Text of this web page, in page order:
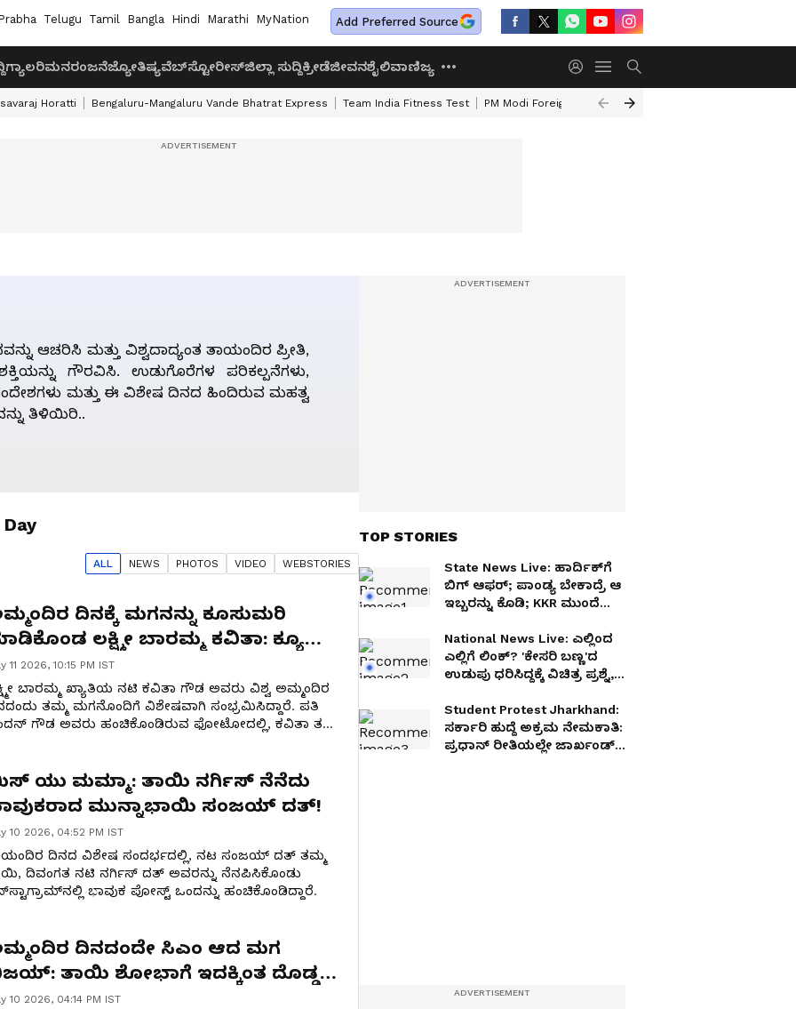
Telugu Tamil Bangla Hindi Marathi MyNation Add Preferred Source
ಗ್ಯಾಲರಿಮನರಂಜನೆಜ್ಯೋತಿಷ್ಯವೆಬ್‌ಸ್ಟೋರೀಸ್ಜಿಲ್ಲಾ ಸುದ್ದಿಕ್ರೀಡೆಜೀವನಶೈಲಿವಾಣಿಜ್ಯ
Horatti Bengaluru-Mangaluru Vande Bhatrat Express Team India Fitness Test PM Modi Foreign Travel Expenditure
ಆಚರಿಸಿ ಮತ್ತು ವಿಶ್ವದಾದ್ಯಂತ ತಾಯಂದಿರ ಪ್ರೀತಿ,
ಗೌರವಿಸಿ. ಉಡುಗೊರೆಗಳ ಪರಿಕಲ್ಪನೆಗಳು,
ಮತ್ತು ಈ ವಿಶೇಷ ದಿನದ ಹಿಂದಿರುವ ಮಹತ್ವ
ತಿಳಿಯಿರಿ..
ALL NEWS PHOTOS VIDEO WEBSTORIES
ದಿನಕ್ಕೆ ಮಗನನ್ನು ಕೂಸುಮರಿ
ಲಕ್ಷ್ಮೀ ಬಾರಮ್ಮ ಕವಿತಾ: ಕ್ಯೂಟ್​
ವೈರಲ್​
11 2026, 10:15 PM IST
ಬಾರಮ್ಮ ಖ್ಯಾತಿಯ ನಟಿ ಕವಿತಾ ಗೌಡ ಅವರು ವಿಶ್ವ ಅಮ್ಮಂದಿರ
ತಮ್ಮ ಮಗನೊಂದಿಗೆ ವಿಶೇಷವಾಗಿ ಸಂಭ್ರಮಿಸಿದ್ದಾರೆ. ಪತಿ
ಗೌಡ ಅವರು ಹಂಚಿಕೊಂಡಿರುವ ಫೋಟೋದಲ್ಲಿ, ಕವಿತಾ ತಮ್ಮ
ಯು ಮಮ್ಮಾ: ತಾಯಿ ನರ್ಗಿಸ್ ನೆನೆದು
ಮುನ್ನಾಭಾಯಿ ಸಂಜಯ್ ದತ್!
10 2026, 04:52 PM IST
ದಿನದ ವಿಶೇಷ ಸಂದರ್ಭದಲ್ಲಿ, ನಟ ಸಂಜಯ್ ದತ್ ತಮ್ಮ
ದಿವಂಗತ ನಟಿ ನರ್ಗಿಸ್ ದತ್ ಅವರನ್ನು ನೆನಪಿಸಿಕೊಂಡು
ಭಾವುಕ ಪೋಸ್ಟ್ ಒಂದನ್ನು ಹಂಚಿಕೊಂಡಿದ್ದಾರೆ.
ದಿನದಂದೇ ಸಿಎಂ ಆದ ಮಗ
ತಾಯಿ ಶೋಭಾಗೆ ಇದಕ್ಕಿಂತ ದೊಡ್ಡ
ಬೇಕೇ?
10 2026, 04:14 PM IST
TOP STORIES
State News Live: ಹಾರ್ದಿಕ್‌ಗೆ
ಬಿಗ್‌ ಆಫರ್; ಪಾಂಡ್ಯ ಬೇಕಾದ್ರೆ ಆ
ಇಬ್ಬರನ್ನು ಕೊಡಿ; KKR ಮುಂದೆ
ಮುಂಬೈ ಇಂಡಿಯನ್ಸ್!
National News Live: ಎಲ್ಲಿಂದ
ಎಲ್ಲಿಗೆ ಲಿಂಕ್? 'ಕೇಸರಿ ಬಣ್ಣ'ದ
ಉಡುಪು ಧರಿಸಿದ್ದಕ್ಕೆ ವಿಚಿತ್ರ ಪ್ರಶ್ನೆ,
ವೈರಲ್!
Student Protest Jharkhand:
ಸರ್ಕಾರಿ ಹುದ್ದೆ ಅಕ್ರಮ ನೇಮಕಾತಿ:
ಪ್ರಧಾನ್‌ ರೀತಿಯಲ್ಲೇ ಜಾರ್ಖಂಡ್